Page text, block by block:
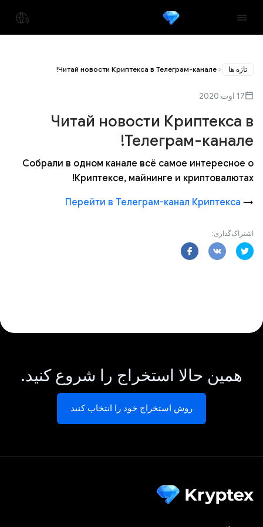
تازه ها Читай новости Криптекса в Телеграм-канале!
17 اوت 2020
Читай новости Криптекса в
Телеграм-канале!
Собрали в одном канале всё самое интересное о
Криптексе, майнинге и криптовалютах!
→
Перейти в Телеграм-канал Криптекса
اشتراک‌گذاری:
همین حالا استخراج را شروع کنید.
روش استخراج خود را انتخاب کنید